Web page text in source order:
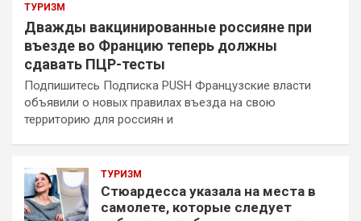
ТУРИЗМ
Дважды вакцинированные россияне при
въезде во Францию теперь должны
сдавать ПЦР-тесты
Подпишитесь Подписка PUSH Французские власти
объявили о новых правилах въезда на свою
территорию для россиян и
ТУРИЗМ
Стюардесса указала на места в
самолете, которые следует